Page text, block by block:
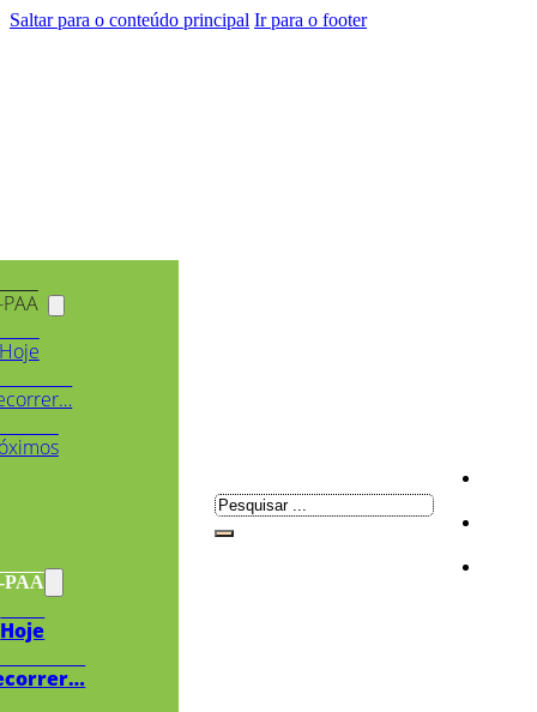
Saltar para o conteúdo principal Ir para o footer
PAA
Hoje
Pesquisar